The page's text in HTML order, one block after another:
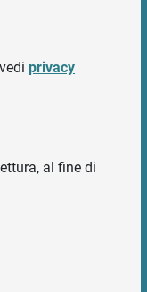
privacy
al fine di